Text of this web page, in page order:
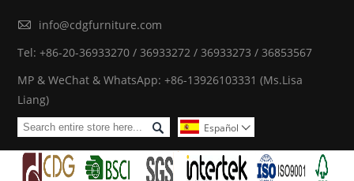

info@cdgfurniture.com
Tel: +86-20-36933270 / 36933272 / 36933273 / 36853567
MP & WeChat & WhatsApp: +86-13926103331 (Ms.Lisa
Liang)
 Español 